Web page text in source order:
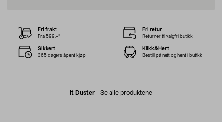
It Duster - Se alle produktene
Fri frakt
Fra 599,–*
Fri retur
Returner til valgfri butikk
Sikkert
365 dagers åpent kjøp
Klikk&Hent
Bestill på nett og hent i butikk